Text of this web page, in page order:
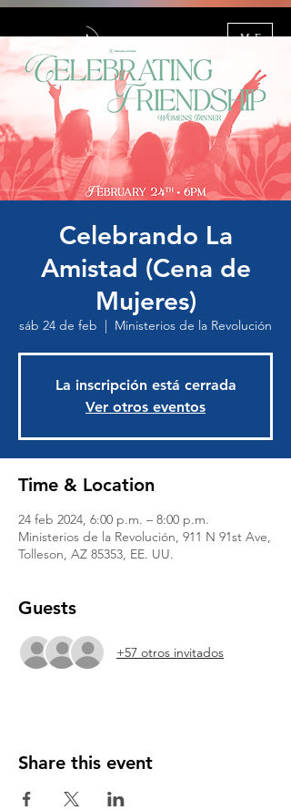
ME
Celebrando La
Amistad (Cena de
Mujeres)
sáb 24 de feb
  |
Ministerios de la Revolución
La inscripción está cerrada
Ver otros eventos
Time & Location
24 feb 2024, 6:00 p.m. – 8:00 p.m.
Ministerios de la Revolución, 911 N 91st Ave,
Tolleson, AZ 85353, EE. UU.
Guests
+57 otros invitados
Share this event